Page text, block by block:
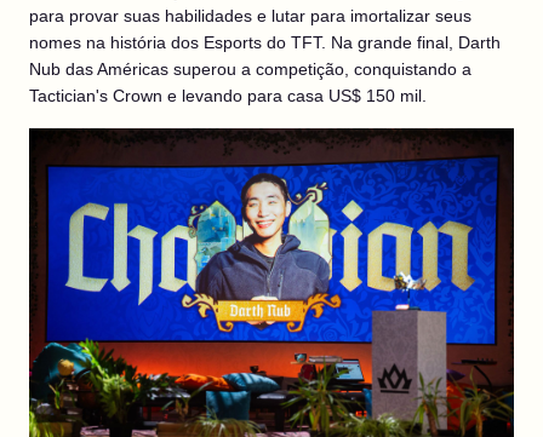
para provar suas habilidades e lutar para imortalizar seus
nomes na história dos Esports do TFT. Na grande final, Darth
Nub das Américas superou a competição, conquistando a
Tactician's Crown e levando para casa US$ 150 mil.